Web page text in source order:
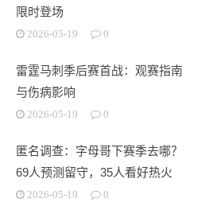
限时登场
2026-05-19 0
雷霆马刺季后赛首战：观赛指南
与伤病影响
2026-05-19 0
匿名调查：字母哥下赛季去哪？
69人预测留守，35人看好热火
2026-05-19 0